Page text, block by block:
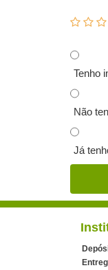
Tenho
Não
Já